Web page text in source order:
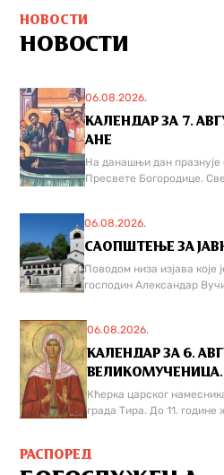
НОВОСТИ
НОВОСТИ
06.08.2026.
КАЛЕНДАР ЗА 7.
АНЕ
На данашњи дан празнује
Пресвете Богородице.
06.08.2026.
САОПШТЕЊЕ ЗА
Поводом низа изјава које
господин Александар
06.08.2026.
КАЛЕНДАР ЗА 6.
Кћерка царског
града Тира. До 11. године
РАСПОРЕД